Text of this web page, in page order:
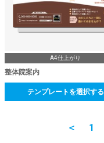
A4仕上がり
整体院案内
テンプレートを選択する
＜ 1